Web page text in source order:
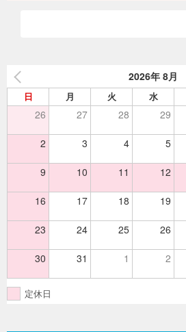
ン
2026年 8月
日 月 火 水
26 27 28 29
2 3 4 5
9 10 11 12
16 17 18 19
23 24 25 26
30 31 1 2
定休日